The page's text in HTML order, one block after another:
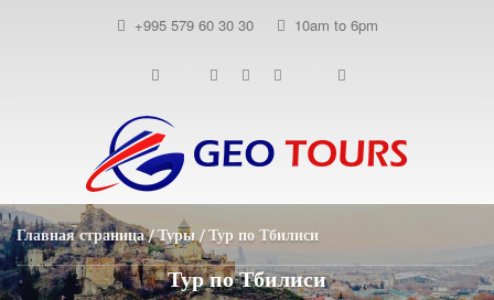
+995 579 60 30 30 10am to 6pm
Главная страница Туры Тур по Тбилиси
Тур по Тбилиси